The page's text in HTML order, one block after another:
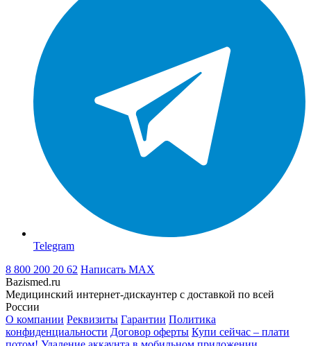
Telegram
8 800 200 20 62 Написать MAX
Bazismed.ru
Медицинский интернет-дискаунтер с доставкой по всей
России
О компании Реквизиты Гарантии Политика
конфиденциальности Договор оферты Купи сейчас – плати